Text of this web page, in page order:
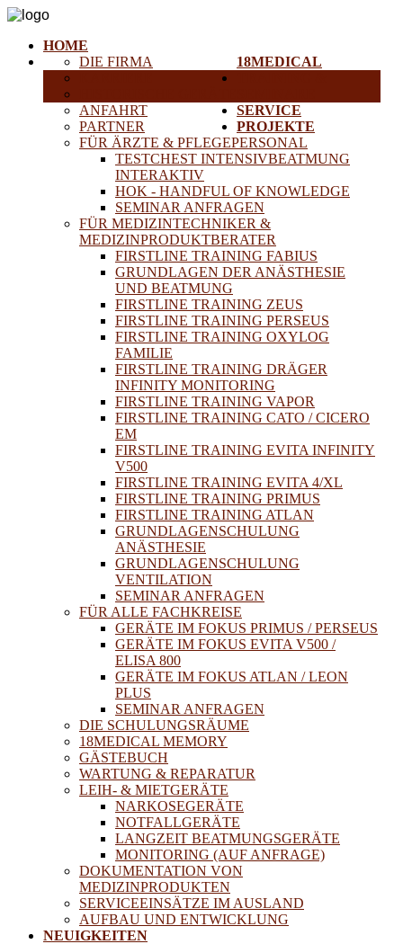
HOME
18MEDICAL
DIE FIRMA
ANFAHRT
PARTNER
FÜR ÄRZTE & PFLEGEPERSONAL
TESTCHEST INTENSIVBEATMUNG
INTERAKTIV
HOK - HANDFUL OF KNOWLEDGE
SEMINAR ANFRAGEN
FÜR MEDIZINTECHNIKER &
MEDIZINPRODUKTBERATER
FIRSTLINE TRAINING FABIUS
GRUNDLAGEN DER ANÄSTHESIE
UND BEATMUNG
FIRSTLINE TRAINING ZEUS
FIRSTLINE TRAINING PERSEUS
FIRSTLINE TRAINING OXYLOG
FAMILIE
FIRSTLINE TRAINING DRÄGER
INFINITY MONITORING
FIRSTLINE TRAINING VAPOR
FIRSTLINE TRAINING CATO / CICERO
EM
FIRSTLINE TRAINING EVITA INFINITY
V500
FIRSTLINE TRAINING EVITA 4/XL
FIRSTLINE TRAINING PRIMUS
FIRSTLINE TRAINING ATLAN
GRUNDLAGENSCHULUNG
ANÄSTHESIE
GRUNDLAGENSCHULUNG
VENTILATION
SEMINAR ANFRAGEN
FÜR ALLE FACHKREISE
GERÄTE IM FOKUS PRIMUS / PERSEUS
GERÄTE IM FOKUS EVITA V500 /
ELISA 800
GERÄTE IM FOKUS ATLAN / LEON
PLUS
SEMINAR ANFRAGEN
DIE SCHULUNGSRÄUME
18MEDICAL MEMORY
GÄSTEBUCH
SERVICE
WARTUNG & REPARATUR
LEIH- & MIETGERÄTE
NARKOSEGERÄTE
NOTFALLGERÄTE
LANGZEIT BEATMUNGSGERÄTE
MONITORING (AUF ANFRAGE)
DOKUMENTATION VON
MEDIZINPRODUKTEN
PROJEKTE
SERVICEEINSÄTZE IM AUSLAND
AUFBAU UND ENTWICKLUNG
NEUIGKEITEN